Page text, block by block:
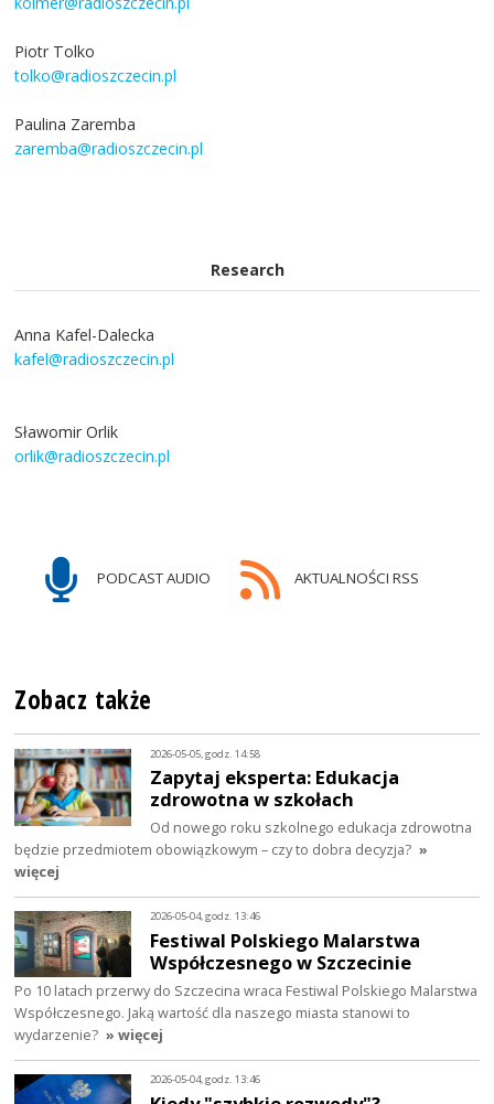
Piotr Tolko
tolko@radioszczecin.pl
Paulina Zaremba
zaremba@radioszczecin.pl
Research
Anna Kafel-Dalecka
kafel@radioszczecin.pl
Sławomir Orlik
orlik@radioszczecin.pl
PODCAST AUDIO AKTUALNOŚCI RSS
Zobacz także
2026-05-05, godz. 14:58
Zapytaj eksperta: Edukacja
zdrowotna w szkołach
Od nowego roku szkolnego edukacja zdrowotna
będzie przedmiotem obowiązkowym – czy to dobra decyzja? »
więcej
2026-05-04, godz. 13:46
Festiwal Polskiego Malarstwa
Współczesnego w Szczecinie
Po 10 latach przerwy do Szczecina wraca Festiwal Polskiego Malarstwa
Współczesnego. Jaką wartość dla naszego miasta stanowi to
wydarzenie? » więcej
2026-05-04, godz. 13:46